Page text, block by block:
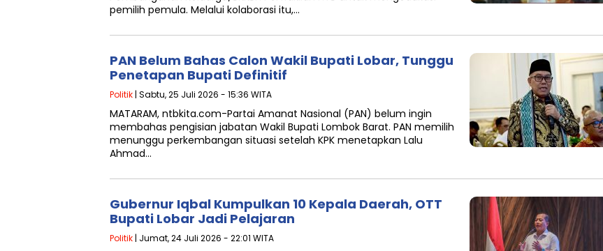
pemilih pemula. Melalui kolaborasi itu,…
PAN Belum Bahas Calon Wakil Bupati Lobar, Tunggu
Penetapan Bupati Definitif
Politik | Sabtu, 25 Juli 2026 - 15:36 WITA
MATARAM, ntbkita.com-Partai Amanat Nasional (PAN) belum ingin
membahas pengisian jabatan Wakil Bupati Lombok Barat. PAN memilih
menunggu perkembangan situasi setelah KPK menetapkan Lalu
Ahmad…
Gubernur Iqbal Kumpulkan 10 Kepala Daerah, OTT
Bupati Lobar Jadi Pelajaran
Politik | Jumat, 24 Juli 2026 - 22:01 WITA